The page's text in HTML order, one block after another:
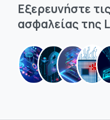
Εξερευνήστε τις
ασφαλείας της